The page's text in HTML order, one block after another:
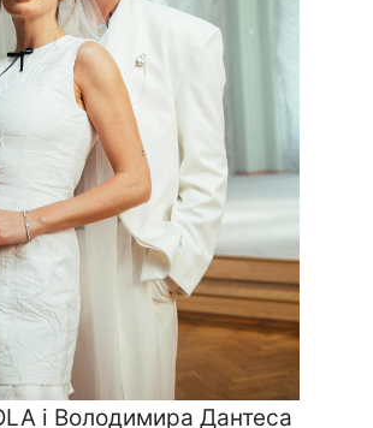
і Володимира Дантеса